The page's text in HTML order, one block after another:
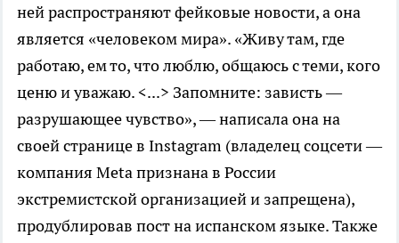
ней распространяют фейковые новости, а она
является «человеком мира». «Живу там, где
работаю, ем то, что люблю, общаюсь с теми, кого
ценю и уважаю. <...> Запомните: зависть —
разрушающее чувство», — написала она на
своей странице в Instagram (владелец соцсети —
компания Metа признана в России
экстремистской организацией и запрещена),
продублировав пост на испанском языке. Также